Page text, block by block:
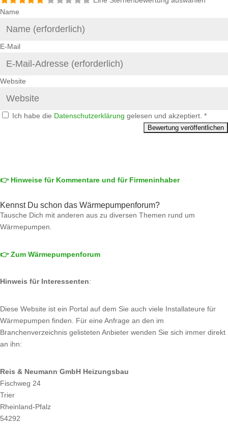
Name
E-Mail
Website
Ich habe die Datenschutzerklärung gelesen und akzeptiert. *
👉 Hinweise für Kommentare und für Firmeninhaber
Kennst Du schon das Wärmepumpenforum?
Tausche Dich mit anderen aus zu diversen Themen rund um
Wärmepumpen.
👉 Zum Wärmepumpenforum
Hinweis für Interessenten:
Diese Website ist ein Portal auf dem Sie auch viele Installateure für
Wärmepumpen finden. Für eine Anfrage an den im
Branchenverzeichnis gelisteten Anbieter wenden Sie sich immer direkt
an ihn:
Reis & Neumann GmbH Heizungsbau
Fischweg 24
Trier
Rheinland-Pfalz
54292